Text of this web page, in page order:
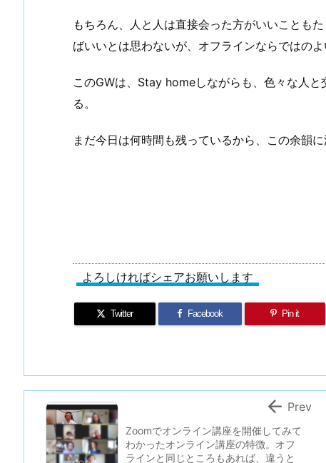
もちろん、人と人は直接会った方がいいことも
ばいいとは思わないが、オフラインならではのよ
このGWは、Stay homeしながらも、色々な人
る。
まだ今日は何時間も残っているから、この余韻
よろしければシェアお願いします
Twitter Facebook Pin it
Zoomでオンライン講座を開催してみて
わかったオンライン講座の特徴。オフ
ラインと同じところもあれば、違うと
 Prev